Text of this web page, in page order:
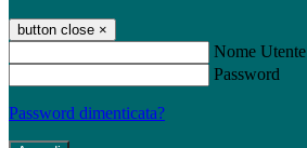
button close ×
Nome Utente
Password
Password dimenticata?